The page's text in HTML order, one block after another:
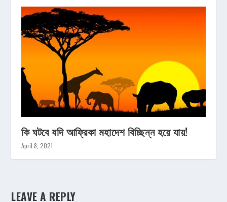
কি ঘটবে যদি আফ্রিকা মহাদেশ বিচ্ছিন্ন হয়ে যায়!
April 8, 2021
LEAVE A REPLY